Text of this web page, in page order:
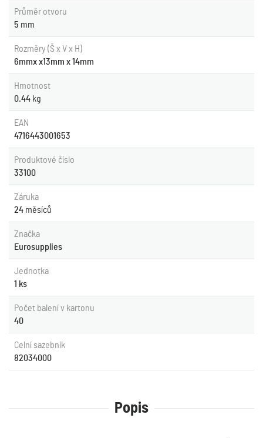
Průměr otvoru
5 mm
Rozměry (Š x V x H)
6mmx x13mm x 14mm
Hmotnost
0.44 kg
EAN
4716443001653
Produktové číslo
33100
Záruka
24 měsíců
Značka
Eurosupplies
Jednotka
1 ks
Počet balení v kartonu
40
Celní sazebník
82034000
Popis